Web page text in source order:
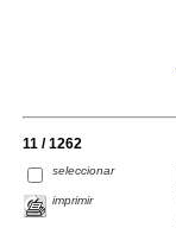
11 / 1262
seleccionar
imprimir